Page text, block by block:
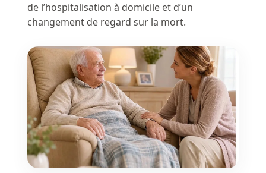
de l’hospitalisation à domicile et d’un
changement de regard sur la mort.